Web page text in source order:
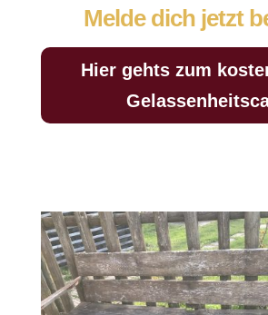
Melde dich jetzt
Hier gehts zum